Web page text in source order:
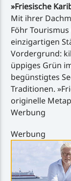
»Friesische
Mit ihrer
Föhr
einzigartigen
Vordergrund:
üppiges Grün
begünstigtes
Traditionen.
originelle
Werbung
Werbung